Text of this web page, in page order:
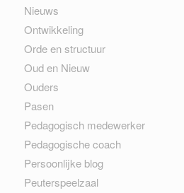
Nieuws
Ontwikkeling
Orde en structuur
Oud en Nieuw
Ouders
Pasen
Pedagogisch medewerker
Pedagogische coach
Persoonlijke blog
Peuterspeelzaal